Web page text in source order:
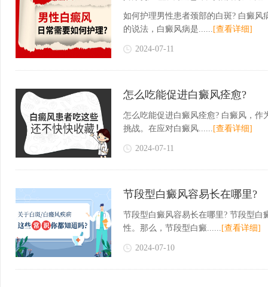
如何护理男性患者颈部的白斑? 白癜
的说法，白癜风病是...... [查看详细]
2024-07-11
怎么吃能促进白癜风痊愈?
怎么吃能促进白癜风痊愈? 白癜风，
挑战。在应对白癜风...... [查看详细]
2024-07-11
节段型白癜风容易长在哪里?
节段型白癜风容易长在哪里? 节段型
性。那么，节段型白癜...... [查看详细]
2024-07-10